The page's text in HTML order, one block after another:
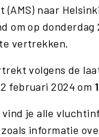
naar
om op
vertrekken.
volgens de
februari 2024 om
vind je alle
informatie